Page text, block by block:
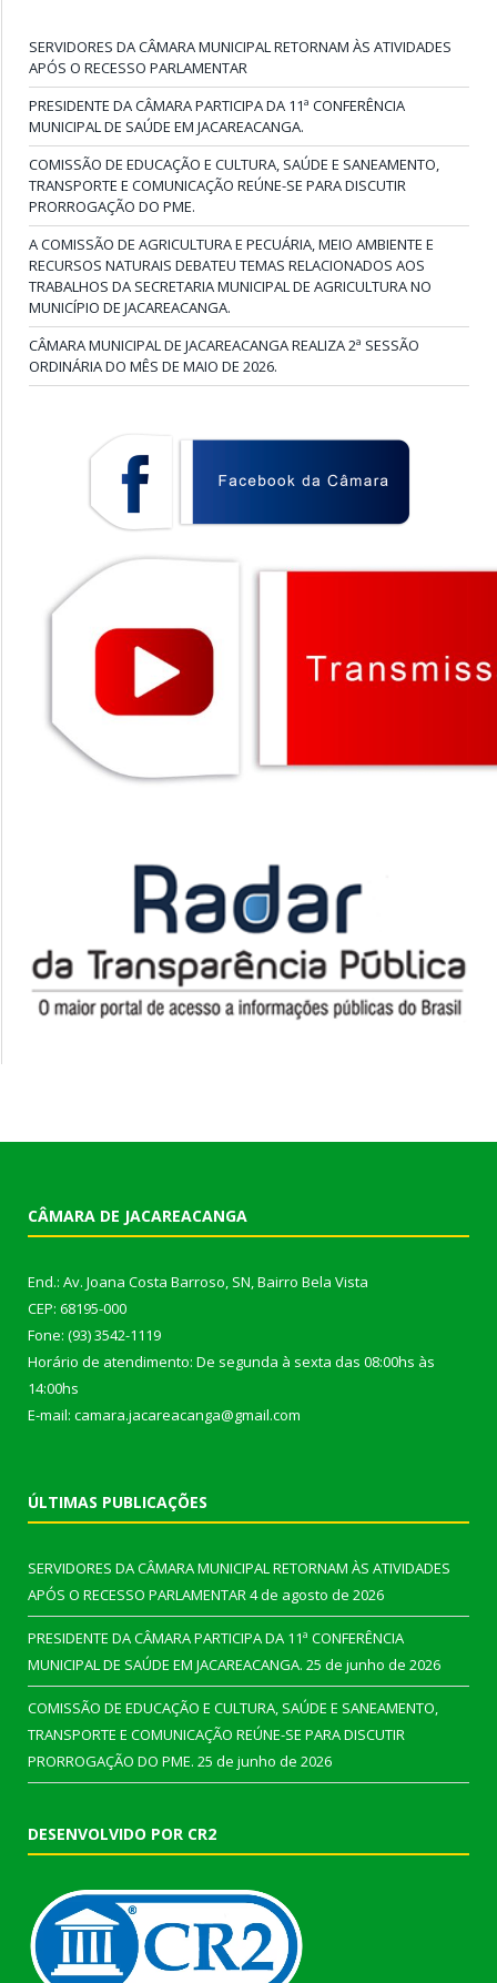
SERVIDORES DA CÂMARA MUNICIPAL RETORNAM ÀS ATIVIDADES
APÓS O RECESSO PARLAMENTAR
PRESIDENTE DA CÂMARA PARTICIPA DA 11ª CONFERÊNCIA
MUNICIPAL DE SAÚDE EM JACAREACANGA.
COMISSÃO DE EDUCAÇÃO E CULTURA, SAÚDE E SANEAMENTO,
TRANSPORTE E COMUNICAÇÃO REÚNE-SE PARA DISCUTIR
PRORROGAÇÃO DO PME.
A COMISSÃO DE AGRICULTURA E PECUÁRIA, MEIO AMBIENTE E
RECURSOS NATURAIS DEBATEU TEMAS RELACIONADOS AOS
TRABALHOS DA SECRETARIA MUNICIPAL DE AGRICULTURA NO
MUNICÍPIO DE JACAREACANGA.
CÂMARA MUNICIPAL DE JACAREACANGA REALIZA 2ª SESSÃO
ORDINÁRIA DO MÊS DE MAIO DE 2026.
CÂMARA DE JACAREACANGA
End.: Av. Joana Costa Barroso, SN, Bairro Bela Vista
CEP: 68195-000
Fone: (93) 3542-1119
Horário de atendimento: De segunda à sexta das 08:00hs às
14:00hs
E-mail: camara.jacareacanga@gmail.com
ÚLTIMAS PUBLICAÇÕES
SERVIDORES DA CÂMARA MUNICIPAL RETORNAM ÀS ATIVIDADES
APÓS O RECESSO PARLAMENTAR4 de agosto de 2026
PRESIDENTE DA CÂMARA PARTICIPA DA 11ª CONFERÊNCIA
MUNICIPAL DE SAÚDE EM JACAREACANGA. 25 de junho de 2026
COMISSÃO DE EDUCAÇÃO E CULTURA, SAÚDE E SANEAMENTO,
TRANSPORTE E COMUNICAÇÃO REÚNE-SE PARA DISCUTIR
PRORROGAÇÃO DO PME. 25 de junho de 2026
DESENVOLVIDO POR CR2